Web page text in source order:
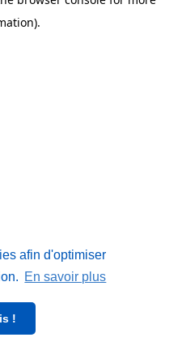
afin d'optimiser
En savoir plus
!
.